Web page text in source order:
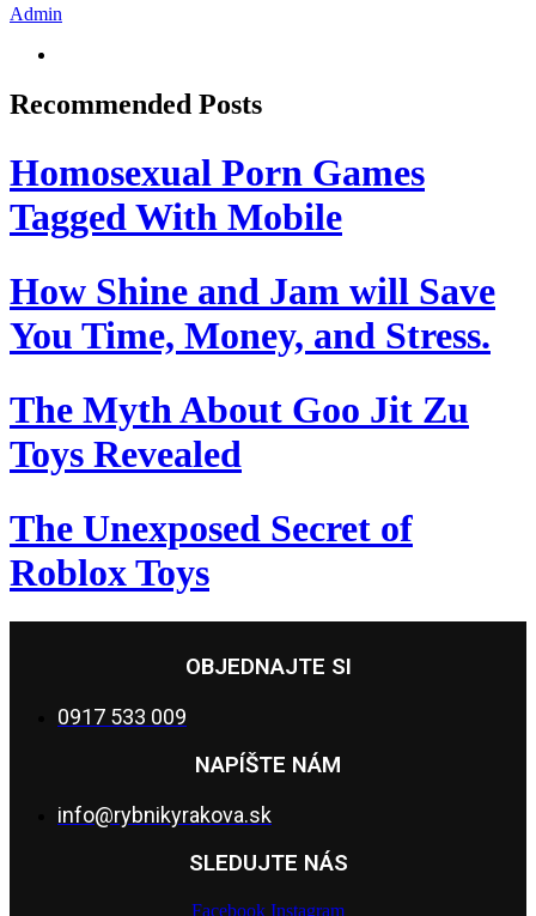
Admin
Recommended Posts
Homosexual Porn Games
Tagged With Mobile
How Shine and Jam will Save
You Time, Money, and Stress.
The Myth About Goo Jit Zu
Toys Revealed
The Unexposed Secret of
Roblox Toys
OBJEDNAJTE SI
0917 533 009
NAPÍŠTE NÁM
info@rybnikyrakova.sk
SLEDUJTE NÁS
Facebook Instagram